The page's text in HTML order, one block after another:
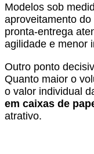
Modelos sob
aproveitamento
pronta-entrega
agilidade e menor
Outro ponto
Quanto maior o
o valor individual
em caixas de
atrativo.